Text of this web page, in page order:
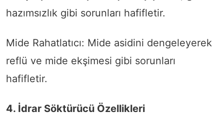
hazımsızlık gibi sorunları hafifletir.
Mide Rahatlatıcı: Mide asidini dengeleyerek
reflü ve mide ekşimesi gibi sorunları
hafifletir.
4. İdrar Söktürücü Özellikleri